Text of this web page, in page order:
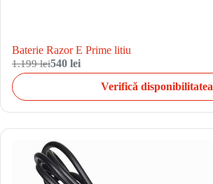
Baterie Razor E Prime litiu
1.199 lei540 lei
Verifică disponibilitatea